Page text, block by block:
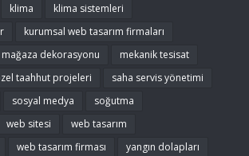
klima
klima sistemleri
kurumsal web tasarım firmaları
mağaza dekorasyonu
mekanik tesisat
taahhut projeleri
saha servis yönetimi
sosyal medya
soğutma
web sitesi
web tasarım
web tasarım firması
yangın dolapları